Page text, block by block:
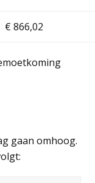
€ 866,02
gaan omhoog.